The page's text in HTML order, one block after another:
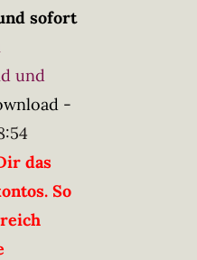
sofort
und
-
das
So